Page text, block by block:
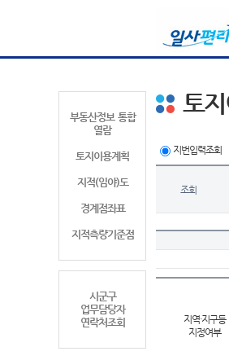
부동산정보 통합
열람
토지이용계획
지적(임야)도
경계점좌표
지적측량기준점
시군구
업무담당자
연락처조회
토
지번입력조회
조회
지역·지구등
지정여부